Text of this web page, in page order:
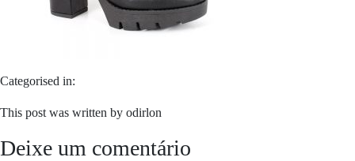
Categorised in:
This post was written by odirlon
Deixe um comentário